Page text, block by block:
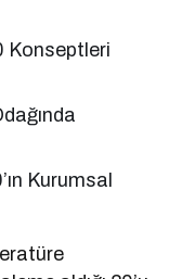
Konseptleri
Kurumsal